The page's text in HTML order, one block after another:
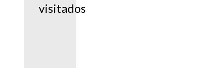
visitados